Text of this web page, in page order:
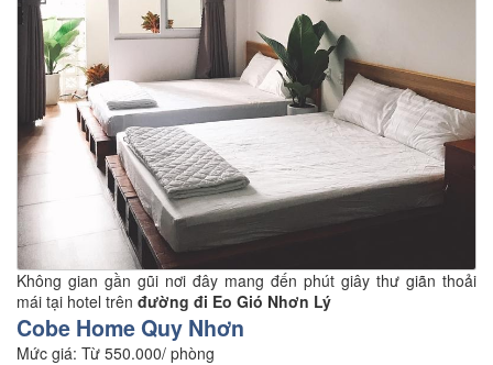
Không gian gần gũi nơi đây mang đến phút giây thư giãn thoải
mái tại hotel trên đường đi Eo Gió Nhơn Lý
Cobe Home Quy Nhơn
Mức giá: Từ 550.000/ phòng